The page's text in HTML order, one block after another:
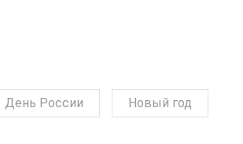
День России Новый год